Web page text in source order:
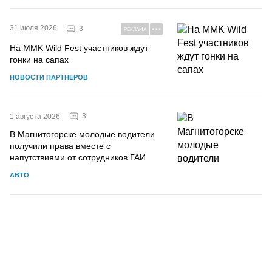
31 июля 2026 3 РЕКЛАМА
На MMK Wild Fest участников ждут
гонки на сапах
НОВОСТИ ПАРТНЕРОВ
1 августа 2026 3
В Магнитогорске молодые водители
получили права вместе с
напутствиями от сотрудников ГАИ
АВТО